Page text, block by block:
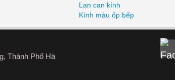
Lan can kính
Kính màu ốp bếp
Thành Phố Hà